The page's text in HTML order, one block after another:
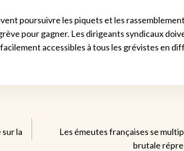
poursuivre les piquets et les
pour gagner. Les dirigeants syndicaux
accessibles à tous les grévistes en
la
Les émeutes françaises se
brutale